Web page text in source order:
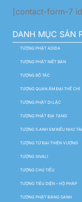
[contact-form-7
DANH MỤC SẢN
TƯỢNG PHẬT ADIDA
TƯỢNG PHẬT NIẾT BÀN
TƯỢNG BỒ TÁC
TƯỢNG QUAN ÂM ĐẠI THẾ CHÍ
TƯỢNG PHẬT DI LẶC
TƯỢNG PHẬT ĐỊA TẠNG
TƯỢNG 5 ANH EM KIỀU NHƯ
TƯỢNG TỨ ĐẠI THIÊN VƯƠNG
TƯỢNG SIVALI
TƯỢNG CHÚ TIỂU
TƯỢNG TIÊU DIỆN – HỘ PHÁP
TƯỢNG PHẬT ĐẢNG SANH